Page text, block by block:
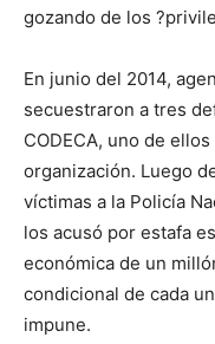
gozando de los
En junio del 2014,
secuestraron a tres
CODECA, uno de
organización. Luego
víctimas a la Policía
los acusó por estafa
económica de un
condicional de cada
impune.